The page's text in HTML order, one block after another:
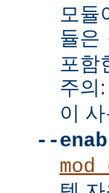
모듈
듈은
포함
주의:
이
--